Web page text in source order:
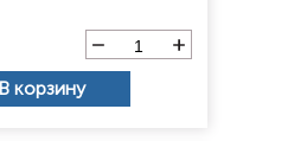
В корзину